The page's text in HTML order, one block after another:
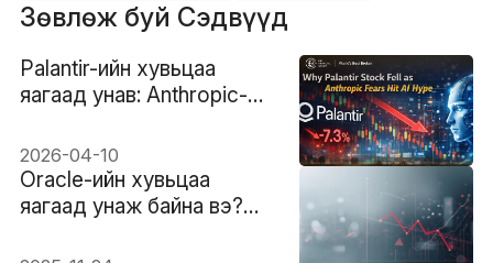
Зөвлөж буй Сэдвүүд
Palantir-ийн хувьцаа
яагаад унав: Anthropic-
хөөсрөлийг дарав
2026-04-10
Oracle-ийн хувьцаа
яагаад унаж байна вэ?